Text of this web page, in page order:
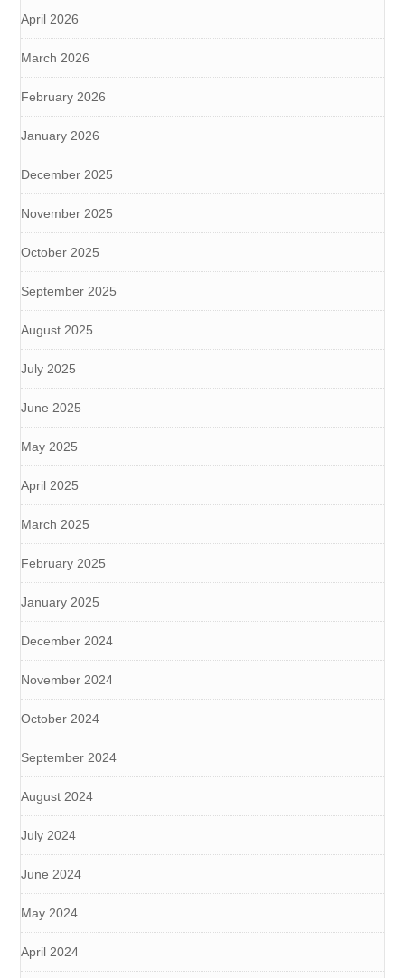
April 2026
March 2026
February 2026
January 2026
December 2025
November 2025
October 2025
September 2025
August 2025
July 2025
June 2025
May 2025
April 2025
March 2025
February 2025
January 2025
December 2024
November 2024
October 2024
September 2024
August 2024
July 2024
June 2024
May 2024
April 2024